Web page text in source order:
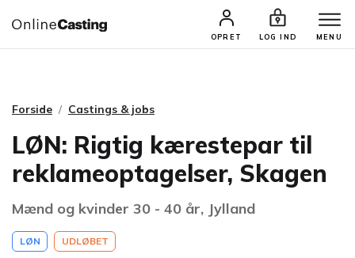
OPRET LOG IND MENU
CASTINGS & JOBS SØG PROFIL
Forside Castings & jobs
LØN: Rigtig kærestepar til
reklameoptagelser, Skagen
Mænd og kvinder 30 - 40 år, Jylland
LØN UDLØBET